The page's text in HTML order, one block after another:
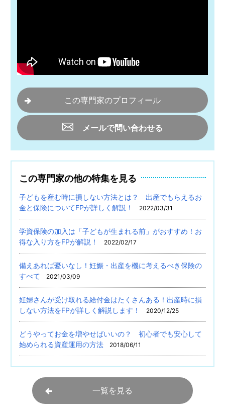
この専門家のプロフィール
メールで問い合わせる
この専門家の他の特集を見る
子どもを産む時に損しない方法とは？ 出産でもらえるお
金と保険についてFPが詳しく解説！
2022/03/31
学資保険の加入は「子どもが生まれる前」がおすすめ！お
得な入り方をFPが解説！
2022/02/17
備えあれば憂いなし！妊娠・出産を機に考えるべき保険の
すべて
2021/03/09
妊婦さんが受け取れる給付金はたくさんある！出産時に損
しない方法をFPが詳しく解説します！
2020/12/25
どうやってお金を増やせばいいの？ 初心者でも安心して
始められる資産運用の方法
2018/06/11
一覧を見る